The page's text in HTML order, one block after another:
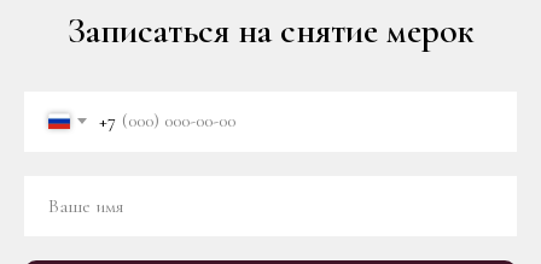
Записаться на снятие мерок
+7